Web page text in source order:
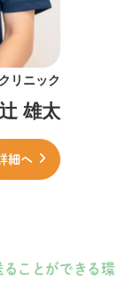
リニック
辻 雄太
細へ
ことができる環